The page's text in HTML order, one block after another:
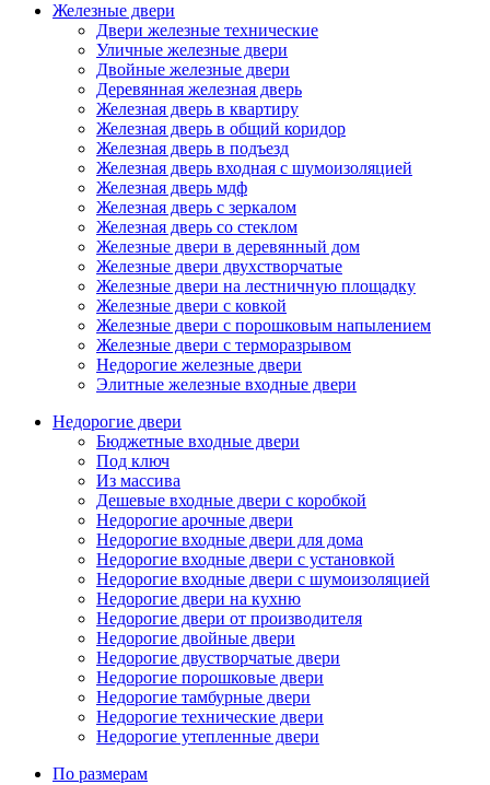
Железные двери
Двери железные технические
Уличные железные двери
Двойные железные двери
Деревянная железная дверь
Железная дверь в квартиру
Железная дверь в общий коридор
Железная дверь в подъезд
Железная дверь входная с шумоизоляцией
Железная дверь мдф
Железная дверь с зеркалом
Железная дверь со стеклом
Железные двери в деревянный дом
Железные двери двухстворчатые
Железные двери на лестничную площадку
Железные двери с ковкой
Железные двери с порошковым напылением
Железные двери с терморазрывом
Недорогие железные двери
Элитные железные входные двери
Недорогие двери
Бюджетные входные двери
Под ключ
Из массива
Дешевые входные двери с коробкой
Недорогие арочные двери
Недорогие входные двери для дома
Недорогие входные двери с установкой
Недорогие входные двери с шумоизоляцией
Недорогие двери на кухню
Недорогие двери от производителя
Недорогие двойные двери
Недорогие двустворчатые двери
Недорогие порошковые двери
Недорогие тамбурные двери
Недорогие технические двери
Недорогие утепленные двери
По размерам